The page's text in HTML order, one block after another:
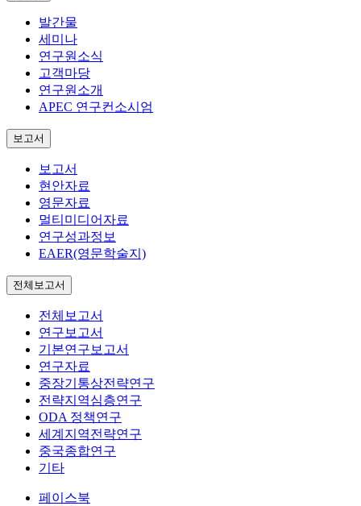
발간물
세미나
연구원소식
고객마당
연구원소개
APEC 연구컨소시엄
보고서
보고서
현안자료
영문자료
멀티미디어자료
연구성과정보
EAER(영문학술지)
전체보고서
전체보고서
연구보고서
기본연구보고서
연구자료
중장기통상전략연구
전략지역심층연구
ODA 정책연구
세계지역전략연구
중국종합연구
기타
페이스북